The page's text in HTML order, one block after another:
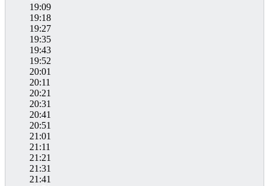
19:09
19:18
19:27
19:35
19:43
19:52
20:01
20:11
20:21
20:31
20:41
20:51
21:01
21:11
21:21
21:31
21:41